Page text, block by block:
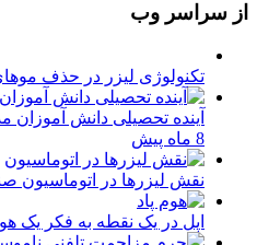
از سراسر وب
تکنولوژی لیزر در حذف
آینده تحصیلی دانش
8 ماه پیش
نقش لیزرها در اتوماسیون
اپل در یک نقطه به فکر یک